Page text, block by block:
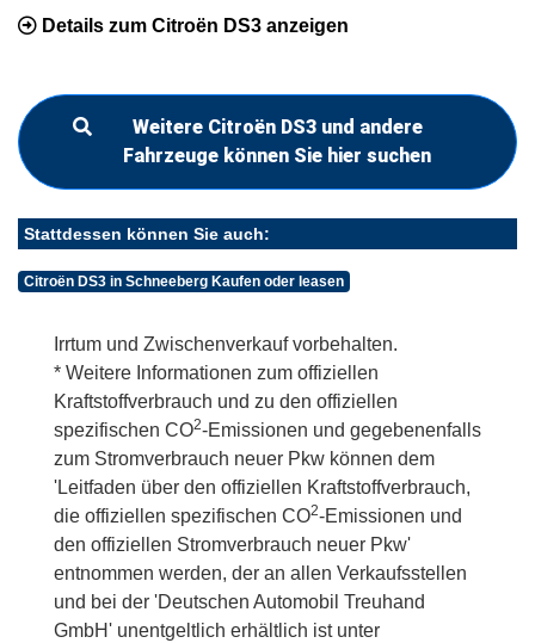
Details zum Citroën DS3 anzeigen
Weitere Citroën DS3 und andere
Fahrzeuge können Sie hier suchen
Stattdessen können Sie auch:
Citroën DS3 in Schneeberg Kaufen oder leasen
Irrtum und Zwischenverkauf vorbehalten.
* Weitere Informationen zum offiziellen
Kraftstoffverbrauch und zu den offiziellen
spezifischen CO2-Emissionen und gegebenenfalls
zum Stromverbrauch neuer Pkw können dem
'Leitfaden über den offiziellen Kraftstoffverbrauch,
die offiziellen spezifischen CO2-Emissionen und
den offiziellen Stromverbrauch neuer Pkw'
entnommen werden, der an allen Verkaufsstellen
und bei der 'Deutschen Automobil Treuhand
GmbH' unentgeltlich erhältlich ist unter